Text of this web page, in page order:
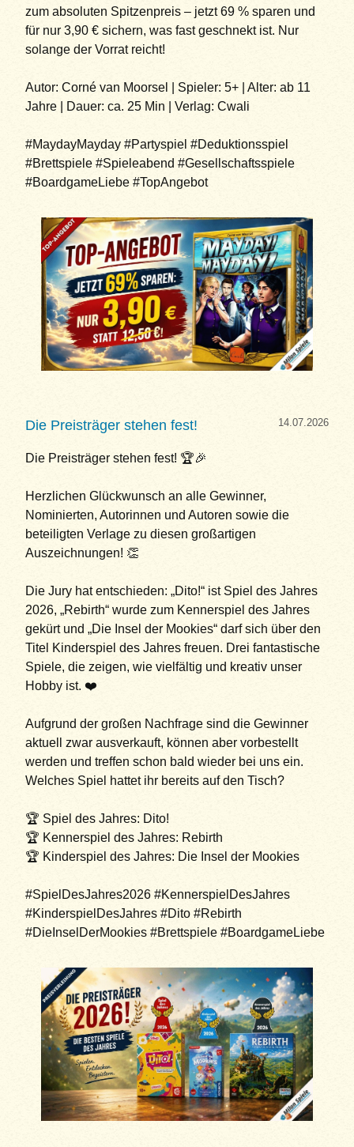
zum absoluten Spitzenpreis – jetzt 69 % sparen und
für nur 3,90 € sichern, was fast geschnekt ist. Nur
solange der Vorrat reicht!
Autor: Corné van Moorsel | Spieler: 5+ | Alter: ab 11
Jahre | Dauer: ca. 25 Min | Verlag: Cwali
#MaydayMayday #Partyspiel #Deduktionsspiel
#Brettspiele #Spieleabend #Gesellschaftsspiele
#BoardgameLiebe #TopAngebot
Die Preisträger stehen fest! 14.07.2026
Die Preisträger stehen fest! 🏆🎉
Herzlichen Glückwunsch an alle Gewinner,
Nominierten, Autorinnen und Autoren sowie die
beteiligten Verlage zu diesen großartigen
Auszeichnungen! 👏
Die Jury hat entschieden: „Dito!“ ist Spiel des Jahres
2026, „Rebirth“ wurde zum Kennerspiel des Jahres
gekürt und „Die Insel der Mookies“ darf sich über den
Titel Kinderspiel des Jahres freuen. Drei fantastische
Spiele, die zeigen, wie vielfältig und kreativ unser
Hobby ist. ❤️
Aufgrund der großen Nachfrage sind die Gewinner
aktuell zwar ausverkauft, können aber vorbestellt
werden und treffen schon bald wieder bei uns ein.
Welches Spiel hattet ihr bereits auf den Tisch?
🏆 Spiel des Jahres: Dito!
🏆 Kennerspiel des Jahres: Rebirth
🏆 Kinderspiel des Jahres: Die Insel der Mookies
#SpielDesJahres2026 #KennerspielDesJahres
#KinderspielDesJahres #Dito #Rebirth
#DieInselDerMookies #Brettspiele #BoardgameLiebe